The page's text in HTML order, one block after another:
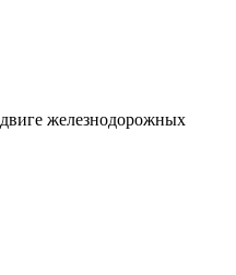
железнодорожных